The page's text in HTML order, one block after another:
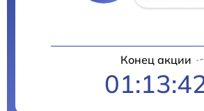
Конец акции